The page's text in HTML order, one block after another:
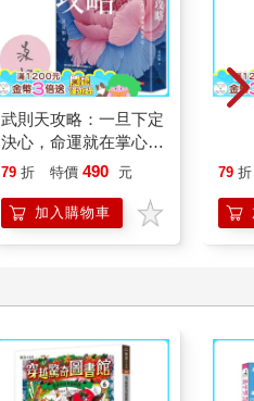
武則天攻略：一旦下定
決心，命運就在掌心！
【作者親簽版】
79 折 特價 490 元
加入購物車
79 折